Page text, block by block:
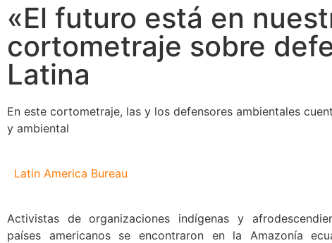
«El futuro está en
cortometraje sobre
Latina
En este cortometraje, las y los defensores ambientales
y ambiental
Latin America Bureau
Activistas de organizaciones indígenas y
países americanos se encontraron en la Amazonía